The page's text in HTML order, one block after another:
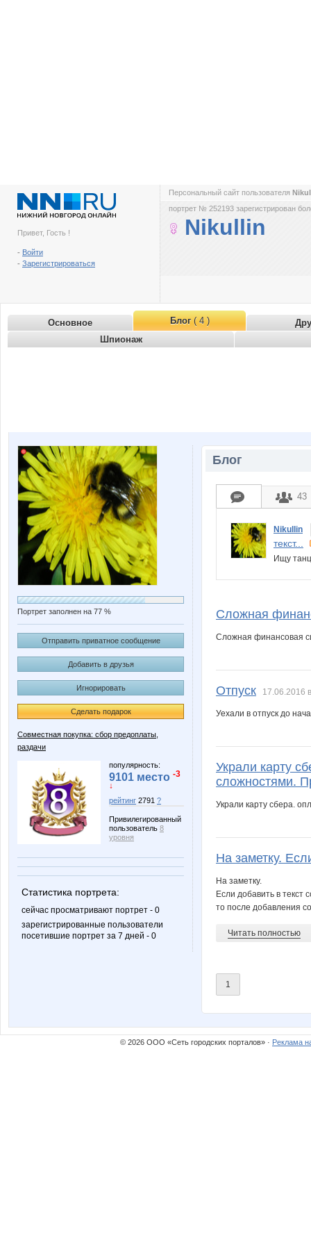
Привет, Гость !
- Войти
- Зарегистрироваться
Персональный сайт пользователя
портрет № 252193 зарегистрирован
Nikullin
Основное Блог( 4 )
Шпионаж
Портрет заполнен на 77 %
Отправить приватное сообщение
Добавить в друзья
Игнорировать
Сделать подарок
Совместная покупка: сбор предоплаты,
раздачи
популярность:
9101 место -3
↓
рейтинг 2791 ?
Привилегированный
пользователь 8
уровня
Статистика портрета:
сейчас просматривают портрет - 0
зарегистрированные пользователи
посетившие портрет за 7 дней - 0
Блог
43
Nikullin
текст...
Ищу
Сложная
Сложная финансовая
Отпуск 17.06.2016
Уехали в отпуск до
Украли карту
сложностями.
Украли карту сбера.
На заметку.
На заметку.
Если добавить в
то после добавления
Читать полностью
1
© 2026 ООО «Сеть городских порталов» · Реклама